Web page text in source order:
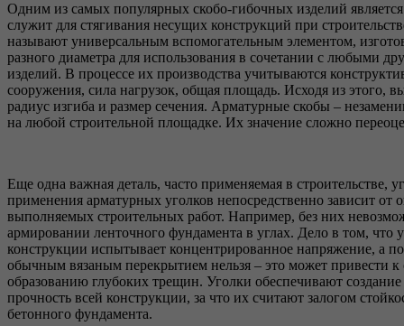
Одним из самых популярных скобо-гибочных изделий
служит для стягивания несущих конструкций при
называют универсальным вспомогательным элементом,
разного диаметра для использования в сочетании с любыми
изделий. В процессе их производства учитываются
сооружения, сила нагрузок, общая площадь. Исходя из этого,
радиус изгиба и размер сечения. Арматурные скобы –
на любой строительной площадке. Их значение сложно
Еще одна важная деталь, часто применяемая в строительстве,
применения арматурных уголков непосредственно зависит от
выполняемых строительных работ. Например, без них
армировании ленточного фундамента в углах. Дело в том, что
конструкции испытывает концентрированное напряжение, а
обычным вязаным перекрытием нельзя – это может привести к
образованию глубоких трещин. Уголки обеспечивают
прочность всей конструкции, за что их считают залогом
бетонного фундамента.